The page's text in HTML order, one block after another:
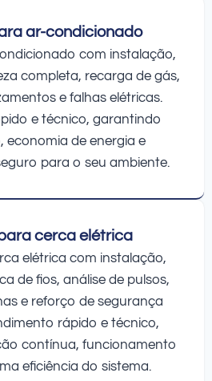
ar-condicionado
com instalação,
completa, recarga de gás,
e falhas elétricas.
e técnico, garantindo
economia de energia e
para o seu ambiente.
cerca elétrica
elétrica com instalação,
de fios, análise de pulsos,
e reforço de segurança
rápido e técnico,
contínua, funcionamento
eficiência do sistema.